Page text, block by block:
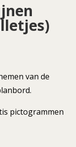
van de
pictogrammen